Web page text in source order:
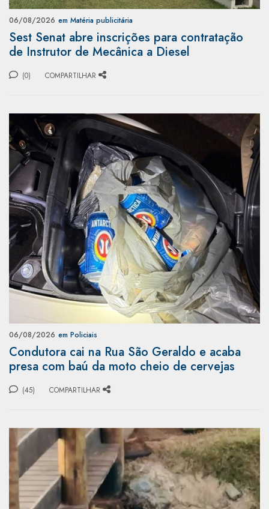
06/08/2026 em Matéria publicitária
Sest Senat abre inscrições para contratação
de Instrutor de Mecânica a Diesel
(0) COMPARTILHAR
06/08/2026 em Policiais
Condutora cai na Rua São Geraldo e acaba
presa com baú da moto cheio de cervejas
(45) COMPARTILHAR